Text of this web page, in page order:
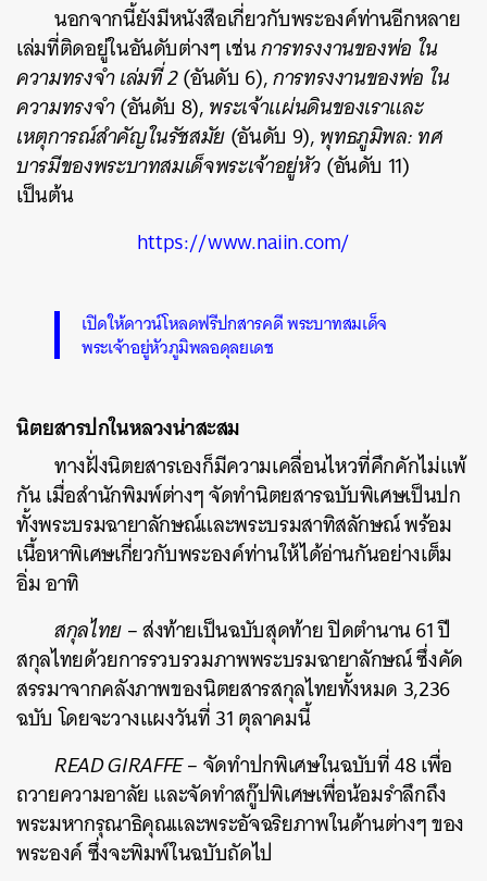
นอกจากนี้ยังมีหนังสือเกี่ยวกับพระองค์ท่านอีกหลาย
เล่มที่ติดอยู่ในอันดับต่างๆ เช่นการทรงงานของพ่อ ใน
ความทรงจำ เล่มที่ 2(อันดับ 6),การทรงงานของพ่อ ใน
ความทรงจำ(อันดับ 8),พระเจ้าแผ่นดินของเราและ
เหตุการณ์สำคัญในรัชสมัย(อันดับ 9),พุทธภูมิพล: ทศ
บารมีของพระบาทสมเด็จพระเจ้าอยู่หัว(อันดับ 11)
เป็นต้น
https://www.naiin.com/
เปิดให้ดาวน์โหลดฟรีปกสารคดี พระบาทสมเด็จ
พระเจ้าอยู่หัวภูมิพลอดุลยเดช
นิตยสารปกในหลวงน่าสะสม
ทางฝั่งนิตยสารเองก็มีความเคลื่อนไหวที่คึกคักไม่แพ้
กัน เมื่อสำนักพิมพ์ต่างๆ จัดทำนิตยสารฉบับพิเศษเป็นปก
ทั้งพระบรมฉายาลักษณ์และพระบรมสาทิสลักษณ์ พร้อม
เนื้อหาพิเศษเกี่ยวกับพระองค์ท่านให้ได้อ่านกันอย่างเต็ม
อิ่ม อาทิ
สกุลไทย– ส่งท้ายเป็นฉบับสุดท้าย ปิดตำนาน 61 ปี
สกุลไทยด้วยการรวบรวมภาพพระบรมฉายาลักษณ์ ซึ่งคัด
สรรมาจากคลังภาพของนิตยสารสกุลไทยทั้งหมด 3,236
ฉบับ โดยจะวางแผงวันที่ 31 ตุลาคมนี้
READ GIRAFFE– จัดทำปกพิเศษในฉบับที่ 48 เพื่อ
ถวายความอาลัย และจัดทำสกู๊ปพิเศษเพื่อน้อมรำลึกถึง
พระมหากรุณาธิคุณและพระอัจฉริยภาพในด้านต่างๆ ของ
พระองค์ ซึ่งจะพิมพ์ในฉบับถัดไป